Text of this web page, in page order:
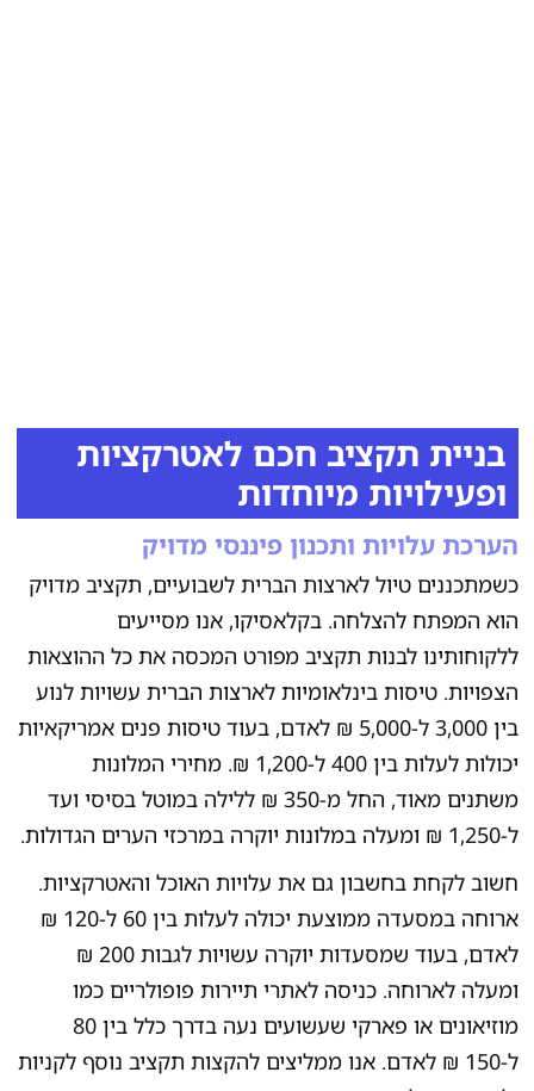
בניית תקציב חכם לאטרקציות
ופעילויות מיוחדות
הערכת עלויות ותכנון פיננסי מדויק
כשמתכננים טיול לארצות הברית לשבועיים, תקציב מדויק
הוא המפתח להצלחה. בקלאסיקו, אנו מסייעים
ללקוחותינו לבנות תקציב מפורט המכסה את כל ההוצאות
הצפויות. טיסות בינלאומיות לארצות הברית עשויות לנוע
בין 3,000 ל-5,000 ₪ לאדם, בעוד טיסות פנים אמריקאיות
יכולות לעלות בין 400 ל-1,200 ₪. מחירי המלונות
משתנים מאוד, החל מ-350 ₪ ללילה במוטל בסיסי ועד
ל-1,250 ₪ ומעלה במלונות יוקרה במרכזי הערים הגדולות.
חשוב לקחת בחשבון גם את עלויות האוכל והאטרקציות.
ארוחה במסעדה ממוצעת יכולה לעלות בין 60 ל-120 ₪
לאדם, בעוד שמסעדות יוקרה עשויות לגבות 200 ₪
ומעלה לארוחה. כניסה לאתרי תיירות פופולריים כמו
מוזיאונים או פארקי שעשועים נעה בדרך כלל בין 80
ל-150 ₪ לאדם. אנו ממליצים להקצות תקציב נוסף לקניות